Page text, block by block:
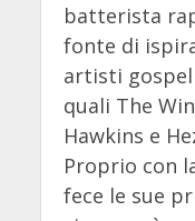
batterista
fonte di
artisti
quali The
Hawkins e
Proprio con
fece le sue